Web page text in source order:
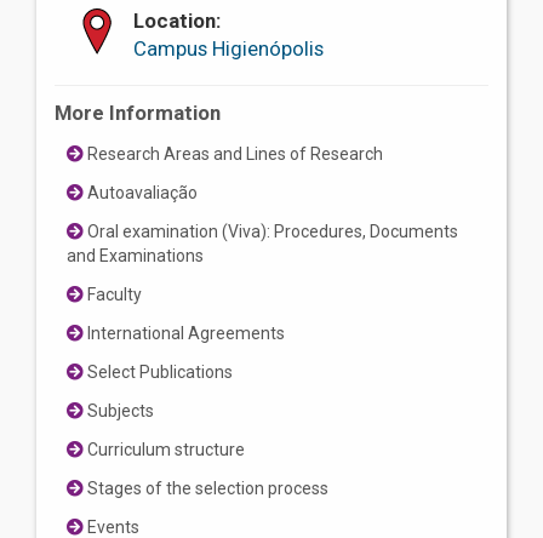
Location:
Campus Higienópolis
More Information
Research Areas and Lines of Research
Autoavaliação
Oral examination (Viva): Procedures, Documents
and Examinations
Faculty
International Agreements
Select Publications
Subjects
Curriculum structure
Stages of the selection process
Events